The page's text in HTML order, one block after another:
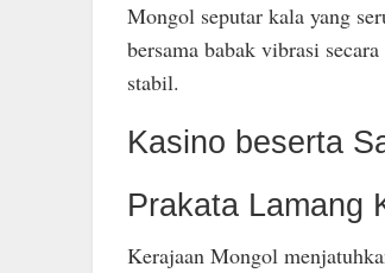
Mongol seputar kala yang
bersama babak vibrasi
stabil.
Kasino beserta
Prakata Lamang
Kerajaan Mongol